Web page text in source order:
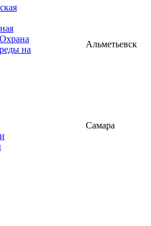
на
Альметьевск
Самара